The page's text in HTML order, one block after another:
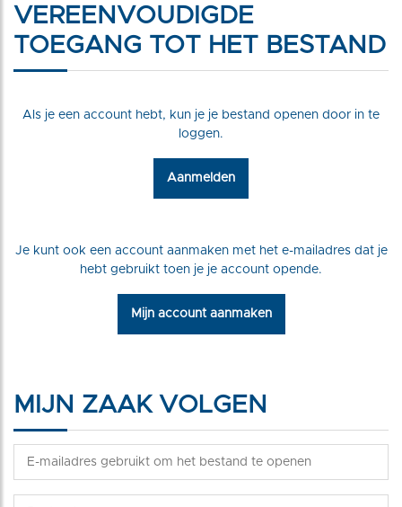
VEREENVOUDIGDE
TOEGANG TOT HET BESTAND
Als je een account hebt, kun je je bestand openen door in te
loggen.
Aanmelden
Je kunt ook een account aanmaken met het e-mailadres dat je
hebt gebruikt toen je je account opende.
Mijn account aanmaken
MIJN ZAAK VOLGEN